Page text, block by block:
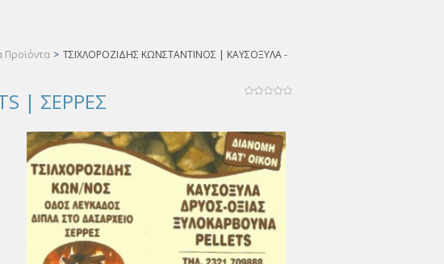
Προϊόντα > ΤΣΙΧΛΟΡΟΖΙΔΗΣ ΚΩΝΣΤΑΝΤΙΝΟΣ | ΚΑΥΣΟΞΥΛΑ -
| ΣΕΡΡΕΣ